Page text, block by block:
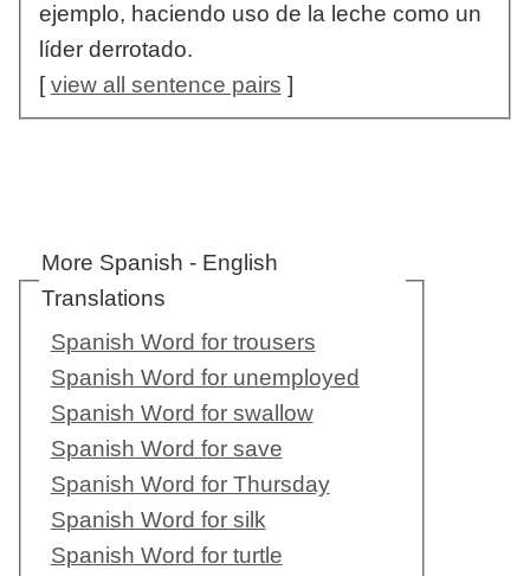
ejemplo, haciendo uso de la leche como un
líder derrotado.
[view all sentence pairs ]
More Spanish - English
Translations
Spanish Word for trousers
Spanish Word for unemployed
Spanish Word for swallow
Spanish Word for save
Spanish Word for Thursday
Spanish Word for silk
Spanish Word for turtle